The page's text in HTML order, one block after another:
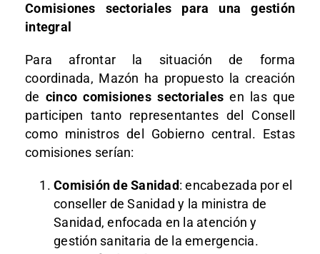
Comisiones sectoriales para una gestión
integral
Para afrontar la situación de forma
coordinada, Mazón ha propuesto la creación
de cinco comisiones sectoriales en las que
participen tanto representantes del Consell
como ministros del Gobierno central. Estas
comisiones serían:
Comisión de Sanidad: encabezada por el
conseller de Sanidad y la ministra de
Sanidad, enfocada en la atención y
gestión sanitaria de la emergencia.